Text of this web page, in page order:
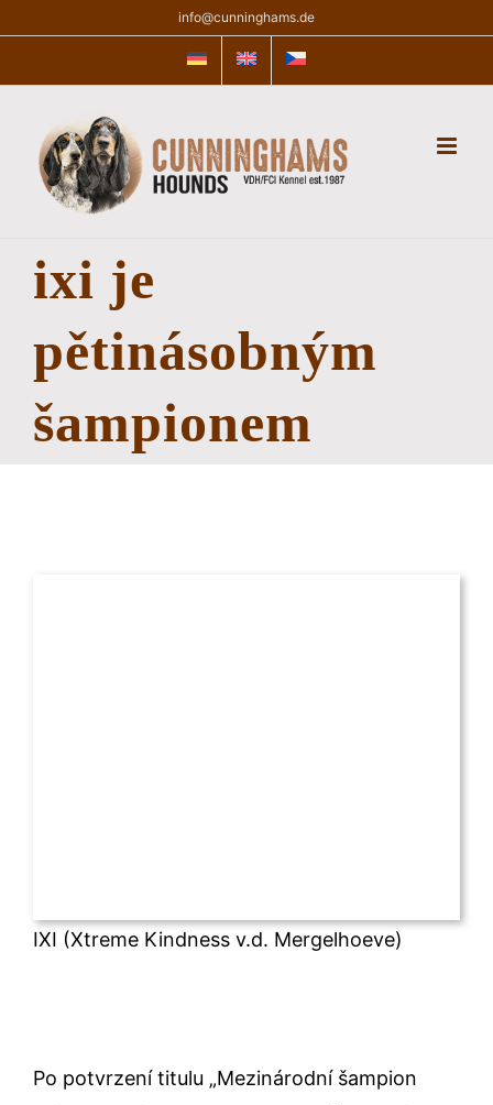
info@cunninghams.de
ixi je
pětinásobným
šampionem
IXI (Xtreme Kindness v.d. Mergelhoeve)
Po potvrzení titulu „Mezinárodní šampion